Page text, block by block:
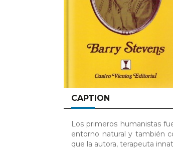
CAPTION
Los primeros humanistas
entorno natural y también
que la autora, terapeuta